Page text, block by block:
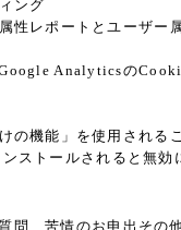
ング
レポートとユーザー
Analyticsの
の機能」を使用され
ストールされると無効
問、苦情のお申出そ